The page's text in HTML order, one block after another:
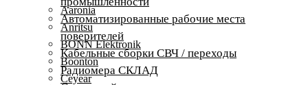
Aaronia
Anritsu
BONN Elektronik
Boonton
Ceyear
Автоматизированные рабочие места
поверителей
Кабельные сборки СВЧ / переходы
Радиомера СКЛАД